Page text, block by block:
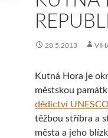
28.5.2013
Kutná Hora je
městskou
dědictví UNESCO
těžbou stříbra a
města a jeho